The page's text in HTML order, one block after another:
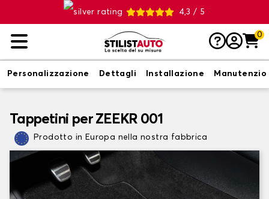
4,3 / 5
0
Personalizzazione Dettagli Installazione
Tappetini per ZEEKR 001
Prodotto in Europa nella nostra fabbrica